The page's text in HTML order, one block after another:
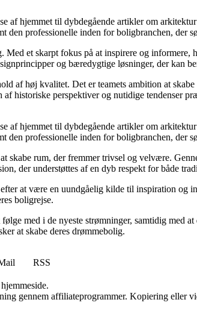
hjemmet til dybdegående artikler om
den professionelle inden for boligbranchen, der
et skarpt fokus på at inspirere og
og bæredygtige løsninger, der kan
af høj kvalitet. Det er teamets ambition at
historiske perspektiver og nutidige tendenser
hjemmet til dybdegående artikler om
den professionelle inden for boligbranchen, der
rum, der fremmer trivsel og velvære.
der understøttes af en dyb respekt for både
at være en uundgåelig kilde til inspiration og
boligrejse.
med i de nyeste strømninger, samtidig med
at skabe deres drømmebolig.
RSS
gennem affiliateprogrammer. Kopiering eller